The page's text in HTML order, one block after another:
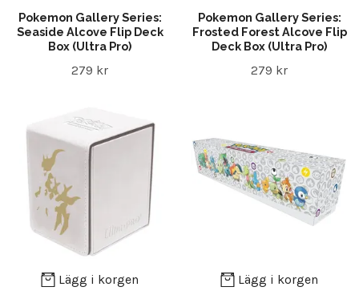
Pokemon Gallery Series:
Seaside Alcove Flip Deck
Box (Ultra Pro)
279 kr
Pokemon Gallery Series:
Frosted Forest Alcove Flip
Deck Box (Ultra Pro)
279 kr
Lägg i korgen Lägg i korgen